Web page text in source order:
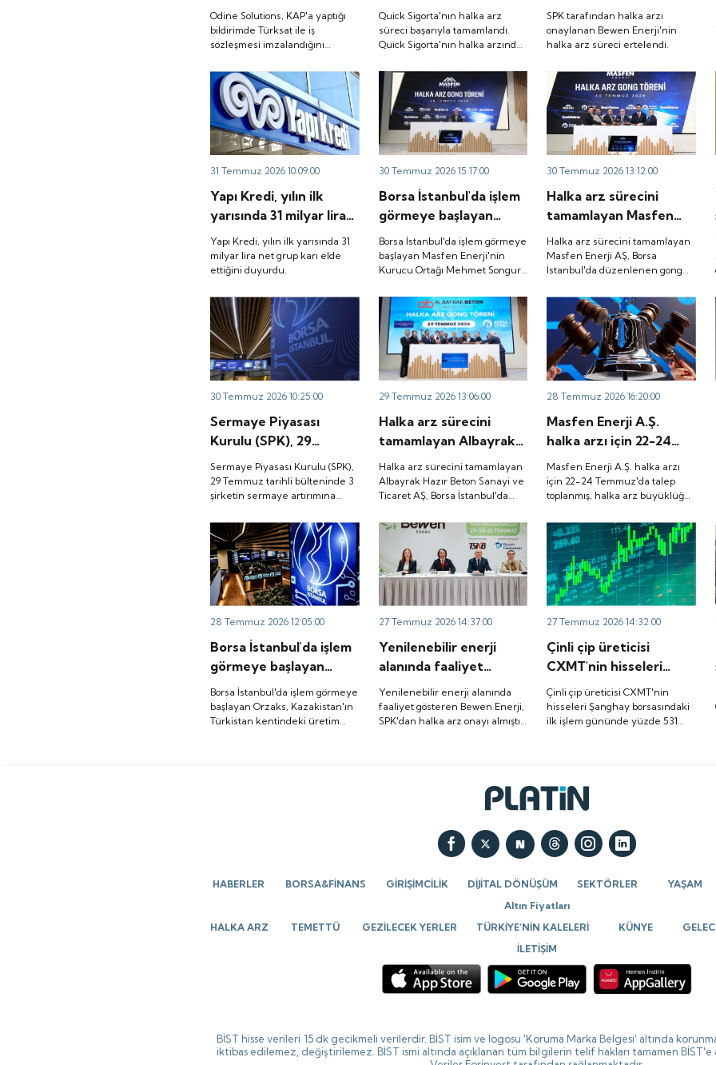
Türksat ile iş
sözleşmesi
imzalandığını duyurdu.
Odine Solutions, KAP'a yaptığı
bildirimde Türksat ile iş
sözleşmesi imzalandığını
tamamlandı. Quick
Sigorta'nın halka
arzında bireysel
tutarın yaklaşık 1,31
katı ve yurt içi
kurumsal yatırımcılara
ayrılan tutarın ise 1,07
katı talep geldi. Quick
2026 tarihinde “QUICK”
işlem koduyla Borsa
İstanbul'da işlem
görmeye başlayacak.
Quick Sigorta'nın halka arz
süreci başarıyla tamamlandı.
Quick Sigorta'nın halka arzında
tutarın yaklaşık 1,31 katı ve yurt
içi kurumsal yatırımcılara
ayrılan tutarın ise 1,07 katı talep
geldi. Quick Sigorta, 6 Ağustos
2026 tarihinde “QUICK” işlem
koduyla Borsa İstanbul'da işlem
Enerji'nin halka arz
süreci ertelendi.
SPK tarafından halka arzı
onaylanan Bewen Enerji'nin
halka arz süreci ertelendi.
31 Temmuz 2026 10:09:00
Yapı Kredi, yılın ilk
yarısında 31 milyar lira
net grup karı elde
ettiğini duyurdu.
Yapı Kredi, yılın ilk yarısında 31
milyar lira net grup karı elde
ettiğini duyurdu.
30 Temmuz 2026 15:17:00
Borsa İstanbul'da işlem
görmeye başlayan
Masfen Enerji'nin
Kurucu Ortağı Mehmet
Songur, şirketin yatırım
Borsa İstanbul'da işlem görmeye
başlayan Masfen Enerji'nin
Kurucu Ortağı Mehmet Songur,
30 Temmuz 2026 13:12:00
Halka arz sürecini
tamamlayan Masfen
Enerji AŞ, Borsa
İstanbul'da düzenlenen
gong töreniyle
görmeye başladı.
Halka arz sürecini tamamlayan
Masfen Enerji AŞ, Borsa
İstanbul'da düzenlenen gong
işlem görmeye başladı.
30 Temmuz 2026 10:25:00
Sermaye Piyasası
Kurulu (SPK), 29
Temmuz tarihli
bülteninde 3 şirketin
sermaye artırımına
Sermaye Piyasası Kurulu (SPK),
29 Temmuz tarihli bülteninde 3
şirketin sermaye artırımına
29 Temmuz 2026 13:06:00
Halka arz sürecini
tamamlayan Albayrak
Hazır Beton Sanayi ve
Ticaret AŞ, Borsa
İstanbul'da düzenlenen
"ALBTN" koduyla işlem
görmeye başladı.
Halka arz sürecini tamamlayan
Albayrak Hazır Beton Sanayi ve
Ticaret AŞ, Borsa İstanbul'da
"ALBTN" koduyla işlem görmeye
28 Temmuz 2026 16:20:00
Masfen Enerji A.Ş.
halka arzı için 22-24
Temmuz'da talep
toplanmış, halka arz
büyüklüğü
olarak gerçekleşmişti.
Peki, şirket payları ne
zaman borsada işlem
görecek?
Masfen Enerji A.Ş. halka arzı
için 22-24 Temmuz'da talep
toplanmış, halka arz büyüklüğü
gerçekleşmişti. Peki, şirket
payları ne zaman borsada işlem
görecek?
28 Temmuz 2026 12:05:00
Borsa İstanbul'da işlem
görmeye başlayan
Orzaks, Kazakistan'ın
Türkistan kentindeki
üretim tesisi
Borsa İstanbul'da işlem görmeye
başlayan Orzaks, Kazakistan'ın
Türkistan kentindeki üretim
27 Temmuz 2026 14:37:00
Yenilenebilir enerji
alanında faaliyet
gösteren Bewen Enerji,
SPK'dan halka arz
onayı almıştı. Halka arz
Yenilenebilir enerji alanında
faaliyet gösteren Bewen Enerji,
SPK'dan halka arz onayı almıştı.
27 Temmuz 2026 14:32:00
Çinli çip üreticisi
CXMT'nin hisseleri
Şanghay borsasındaki
ilk işlem gününde
yüzde 531 oranında
Çinli çip üreticisi CXMT'nin
hisseleri Şanghay borsasındaki
ilk işlem gününde yüzde 531
HABERLER BORSA&FİNANS GİRİŞİMCİLİK DİJİTAL DÖNÜŞÜM SEKTÖRLER YAŞAM
Altın Fiyatları
HALKA ARZ
TEMETTÜ GEZİLECEK YERLER TÜRKİYE’NİN KALELERİ KÜNYE
İLETİŞİM
BİST hisse verileri 15 dk gecikmeli verilerdir. BİST isim ve logosu 'Koruma Marka Belgesi' altında
iktibas edilemez, değiştirilemez. BİST ismi altında açıklanan tüm bilgilerin telif hakları tamamen